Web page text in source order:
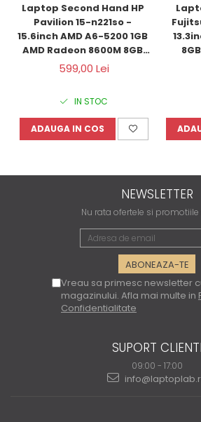
Laptop Second Hand HP
Pavilion 15-n221so -
15.6inch AMD A6-5200 1GB
AMD Radeon 8600M 8GB
RAM 1000GB HDD Windows
10 Refurbished
599,00 Lei
IN STOC
ADAUGA IN COS
NEWSLETTER
Nu rata ofertele si
Vreau sa primesc newsletter
magazinului. Afla mai multe in
Confidentialitate
SUPORT CLIENTI
09:00 - 17:00